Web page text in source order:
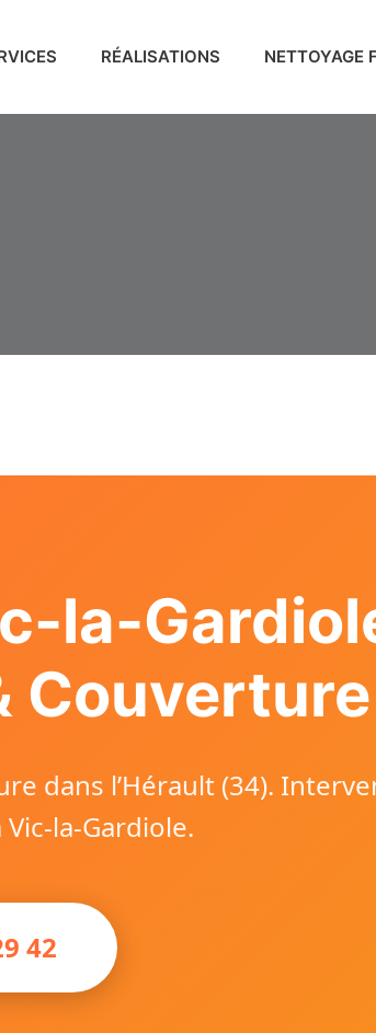
RÉALISATIONS NETTOYAGE
la-
Couverture
dans l’Hérault (34).
la-Gardiole.
42